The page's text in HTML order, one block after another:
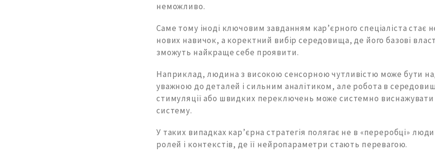
неможливо.
Саме тому іноді ключовим завданням кар’єрного спеціаліста стає
нових навичок, а коректний вибір середовища, де його базові
зможуть найкраще себе проявити.
Наприклад, людина з високою сенсорною чутливістю може бути
уважною до деталей і сильним аналітиком, але робота в
стимуляції або швидких переключень може системно виснажувати
систему.
У таких випадках кар’єрна стратегія полягає не в «переробці»
ролей і контекстів, де її нейропараметри стають перевагою.